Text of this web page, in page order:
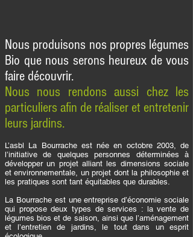
Nous produisons nos propres légumes
Bio que nous serons heureux de vous
faire découvrir.
Nous nous rendons aussi chez les
particuliers afin de réaliser et entretenir
leurs jardins.
L’asbl La Bourrache est née en octobre 2003, de
l’initiative de quelques personnes déterminées à
développer un projet alliant les dimensions sociale
et environnementale, un projet dont la philosophie et
les pratiques sont tant équitables que durables.
La Bourrache est une entreprise d’économie sociale
qui propose deux types de services : la vente de
légumes bios et de saison, ainsi que l’aménagement
et l’entretien de jardins, le tout dans un esprit